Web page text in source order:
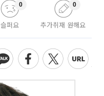
슬퍼요
0
추가취재 원해요
0